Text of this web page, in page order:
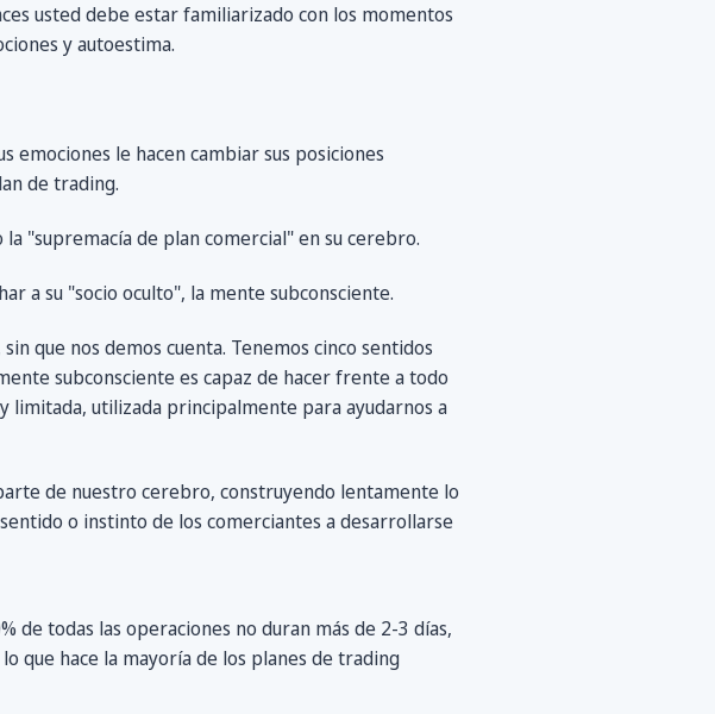
usted debe estar familiarizado con los momentos
y autoestima.
emociones le hacen cambiar sus posiciones
de trading.
"supremacía de plan comercial" en su cerebro.
a su "socio oculto", la mente subconsciente.
que nos demos cuenta. Tenemos cinco sentidos
subconsciente es capaz de hacer frente a todo
limitada, utilizada principalmente para ayudarnos a
de nuestro cerebro, construyendo lentamente lo
o instinto de los comerciantes a desarrollarse
de todas las operaciones no duran más de 2-3 días,
que hace la mayoría de los planes de trading